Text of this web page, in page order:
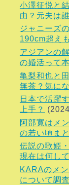
小澤征悦と
由？元夫は
ジャニーズ
190cm超えも
アジアンの
の婚活って
亀梨和也と
無茶？気に
日本で活躍
上手？
阿部寛はメ
の若い頃ま
伝説の歌姫
現在は何し
KARAのメ
について調査